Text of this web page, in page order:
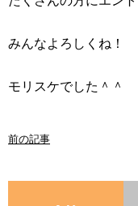
みんなよろしくね！
モリスケでした＾＾
前の記事